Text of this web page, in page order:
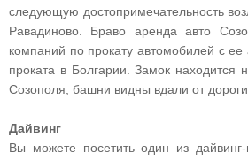
следующую достопримечательность
Равадиново. Браво аренда авто
компаний по прокату автомобилей с
проката в Болгарии. Замок находится
Созополя, башни видны вдали от дороги.
Дайвинг
Вы можете посетить один из